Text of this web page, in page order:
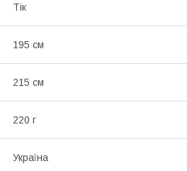
Тік
195 см
215 см
220 г
Україна